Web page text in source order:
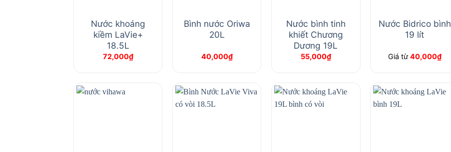
Nước khoáng
kiềm LaVie+
18.5L
72,000₫
Bình nước Oriwa
20L
40,000₫
Nước bình tinh
khiết Chương
Dương 19L
55,000₫
Nước Bidrico bình
19 lít
Giá từ 40,000₫